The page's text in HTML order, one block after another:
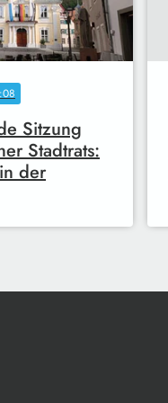
Sitzung
Stadtrats:
der